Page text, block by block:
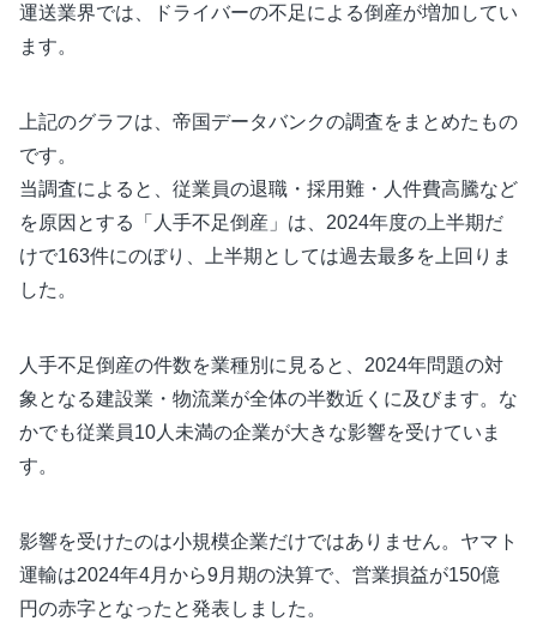
運送業界では、ドライバーの不足による倒産が増加してい
ます。
上記のグラフは、帝国データバンクの調査をまとめたもの
です。
当調査によると、従業員の退職・採用難・人件費高騰など
を原因とする「人手不足倒産」は、2024年度の上半期だ
けで163件にのぼり、上半期としては過去最多を上回りま
した。
人手不足倒産の件数を業種別に見ると、2024年問題の対
象となる建設業・物流業が全体の半数近くに及びます。な
かでも従業員10人未満の企業が大きな影響を受けていま
す。
影響を受けたのは小規模企業だけではありません。ヤマト
運輸は2024年4月から9月期の決算で、営業損益が150億
円の赤字となったと発表しました。